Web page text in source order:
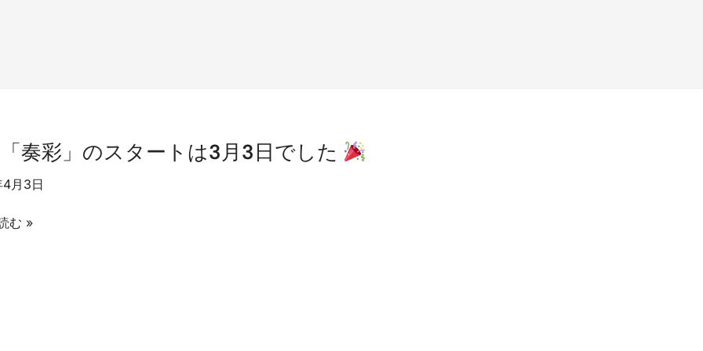
奏彩」のスタートは3月3日でした
月3日
む »